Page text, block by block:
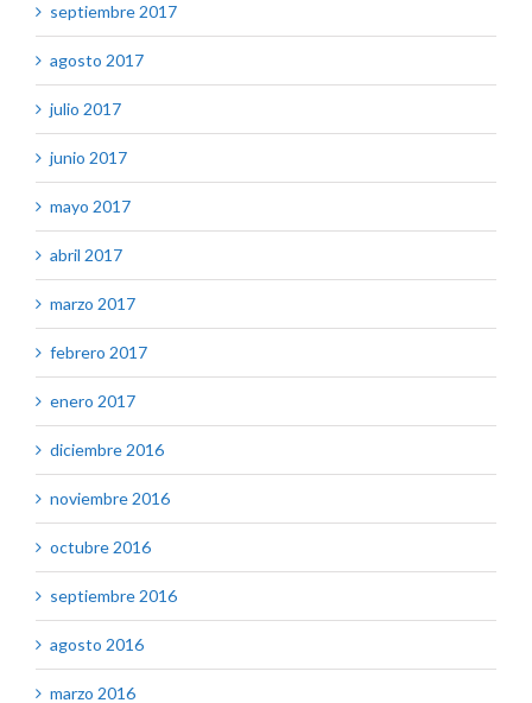
septiembre 2017
agosto 2017
julio 2017
junio 2017
mayo 2017
abril 2017
marzo 2017
febrero 2017
enero 2017
diciembre 2016
noviembre 2016
octubre 2016
septiembre 2016
agosto 2016
marzo 2016